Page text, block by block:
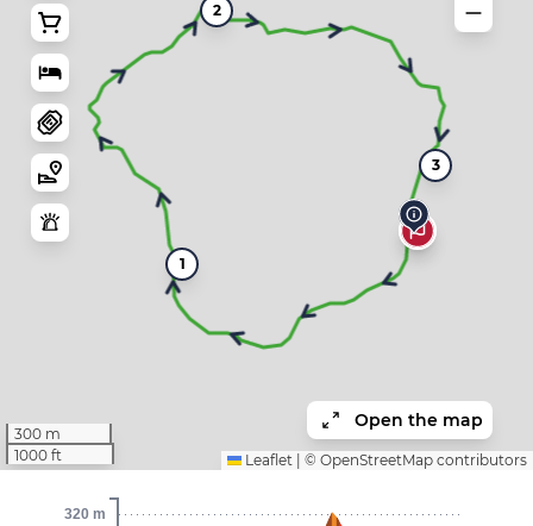
1
2
3
300 m
1000 ft
Open the map
Leaflet © OpenStreetMap contributors
320 m